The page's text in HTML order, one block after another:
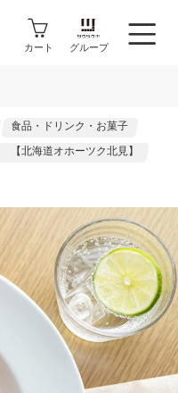
カート グループ
食品・ドリンク・お菓子
北海道オホーツク北見】